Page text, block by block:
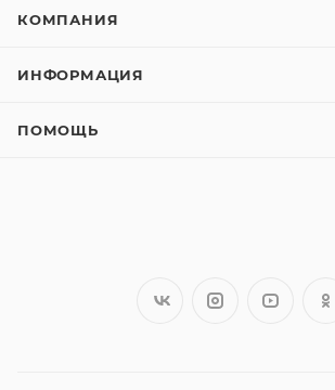
КОМПАНИЯ
ИНФОРМАЦИЯ
ПОМОЩЬ